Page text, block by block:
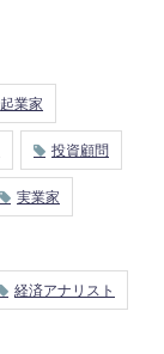
起業家
投資顧問
実業家
経済アナリスト